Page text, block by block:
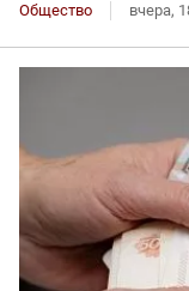
Общество вчера,